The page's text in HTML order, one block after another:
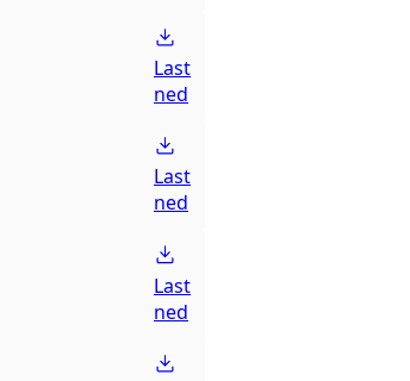
Last
ned
Last
ned
Last
ned